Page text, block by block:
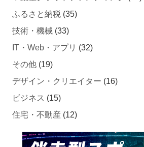
ふるさと納税 (35)
技術・機械 (33)
IT・Web・アプリ (32)
その他 (19)
デザイン・クリエイター (16)
ビジネス (15)
住宅・不動産 (12)